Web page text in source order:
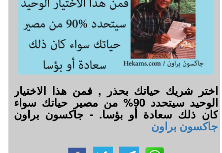
اختر شريك حياتك بحذر , فمن هذا الاختيار
الوحيد سيتحدد 90% من مصير حياتك سواء
كان ذلك سعادة أو بؤسا. - جاكسون براون
جاكسون براون